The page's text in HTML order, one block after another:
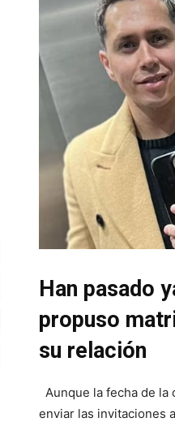
Han pasado
propuso
su relación
Aunque la fecha de la
enviar las invitaciones